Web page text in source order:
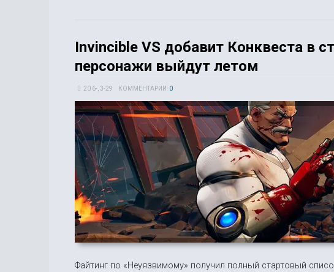
Invincible VS добавит Конквеста в
персонажи выйдут летом
20 6-, 3-29 КОММЕНТАРИИ: 0
Файтинг по «Неуязвимому» получил полный стартовый